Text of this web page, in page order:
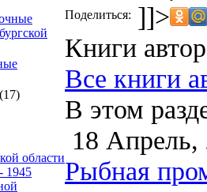
(17)
области
1945
Поделиться: ]]>
Книги
Все книги
В этом
18 Апрель,
Рыбная